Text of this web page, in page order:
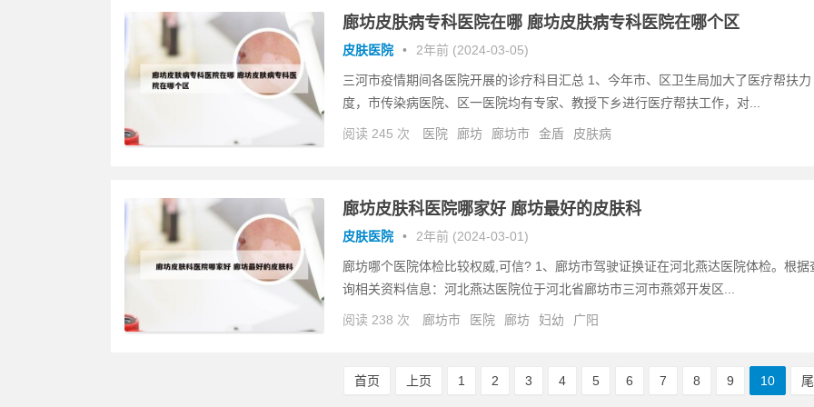
廊坊皮肤病专科医院在哪 廊坊皮肤病专科医院在哪个区
皮肤医院 • 2年前 (2024-03-05)
三河市疫情期间各医院开展的诊疗科目汇总 1、今年市、区卫生局加大了医疗帮扶力
度，市传染病医院、区一医院均有专家、教授下乡进行医疗帮扶工作，对...
阅读 245 次 医院 廊坊 廊坊市 金盾 皮肤病
廊坊皮肤科医院哪家好 廊坊最好的皮肤科
皮肤医院 • 2年前 (2024-03-01)
廊坊哪个医院体检比较权威,可信? 1、廊坊市驾驶证换证在河北燕达医院体检。根据
询相关资料信息：河北燕达医院位于河北省廊坊市三河市燕郊开发区...
阅读 238 次 廊坊市 医院 廊坊 妇幼 广阳
首页 上页 1 2 3 4 5 6 7 8 9 10